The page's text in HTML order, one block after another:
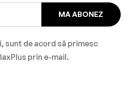
MA ABONEZ
sunt de acord să primesc
prin e-mail.